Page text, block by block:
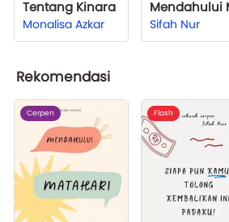
Tentang Kinara
Monalisa Azkar Sifah Nur
Rekomendasi
Cerpen Flash